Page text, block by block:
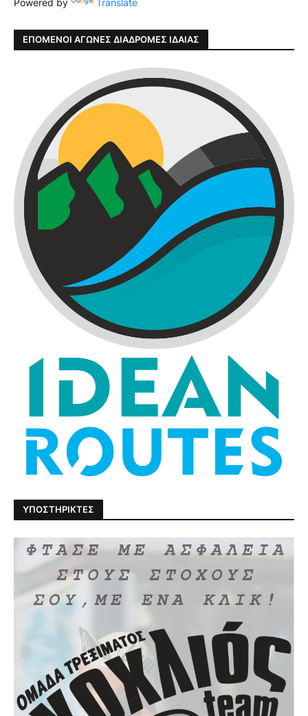
ΕΠΟΜΕΝΟΙ ΑΓΩΝΕΣ ΔΙΑΔΡΟΜΕΣ ΙΔΑΙΑΣ
ΥΠΟΣΤΗΡΙΚΤΕΣ